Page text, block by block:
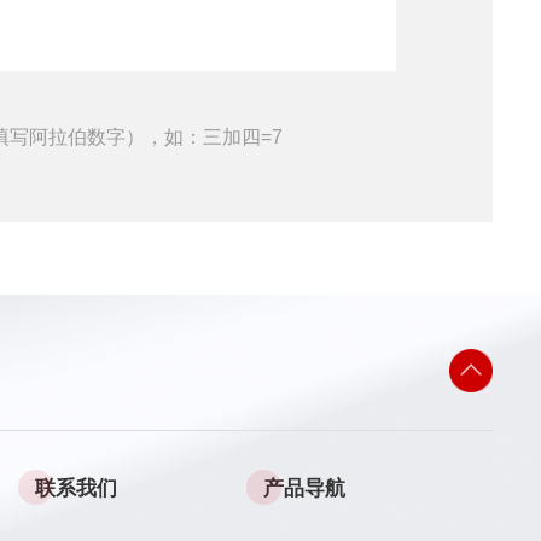
写阿拉伯数字），如：三加四=7
联系我们 产品导航